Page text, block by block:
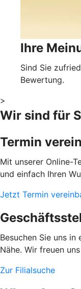
Ihre
Sind Sie
Bewertung.
>
Wir sind für
Termin
Mit unserer Online-
und einfach Ihren
Jetzt Termin
Besuchen Sie uns
Nähe. Wir freuen
Zur Filialsuche